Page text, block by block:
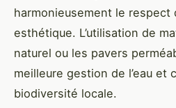
harmonieusement le respect
esthétique. L’utilisation de
naturel ou les pavers
meilleure gestion de l’eau et
biodiversité locale.